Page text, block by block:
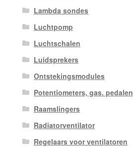
Lambda sondes
Luchtpomp
Luchtschalen
Luidsprekers
Ontstekingsmodules
Potentiometers, gas. pedalen
Raamslingers
Radiatorventilator
Regelaars voor ventilatoren